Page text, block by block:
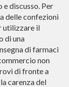
discusso. Per
delle confezioni
utilizzare il
di una
di farmaci
non
di fronte a
carenza del